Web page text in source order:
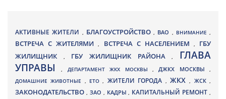
АКТИВНЫЕ ЖИТЕЛИ , БЛАГОУСТРОЙСТВО , ВАО , ВНИМАНИЕ ,
ВСТРЕЧА С ЖИТЕЛЯМИ, ВСТРЕЧА С НАСЕЛЕНИЕМ , ГБУ
ЖИЛИЩНИК
, ГБУ ЖИЛИЩНИК РАЙОНА, ГЛАВА
УПРАВЫ, ДЕПАРТАМЕНТ ЖКХ МОСКВЫ ,ДЖКХ МОСКВЫ ,
ДОМАШНИЕ ЖИВОТНЫЕ , ЕТО, ЖИТЕЛИ ГОРОДА , ЖКХ, ЖСК,
ЗАКОНОДАТЕЛЬСТВО , ЗАО , КАДРЫ, КАПИТАЛЬНЫЙ РЕМОНТ ,